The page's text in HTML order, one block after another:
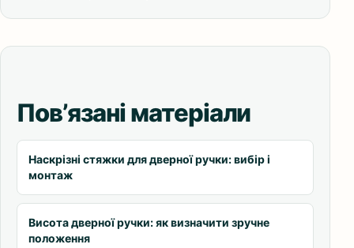
Пов’язані матеріали
Наскрізні стяжки для дверної ручки: вибір і
монтаж
Висота дверної ручки: як визначити зручне
положення